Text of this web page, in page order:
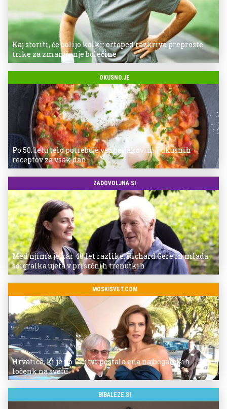
Kaj storiti, če bolijo kolki: ortoped razkriva preproste
trike za zmanjšanje bolečine
OKUSNO.JE
Po 50. letu telo potrebuje več beljakovin: 7 okusnih
receptov za vsak dan
ZADOVOLJNA.SI
Med njima je kar 48 let razlike: Richard Gere in mlada
soigralka ujeta v prisrčnih trenutkih
MOSKISVET.COM
Hrvatica, ki je po ločitvi postala ena najbogatejših
ločenk na svetu
BIBALEZE.SI